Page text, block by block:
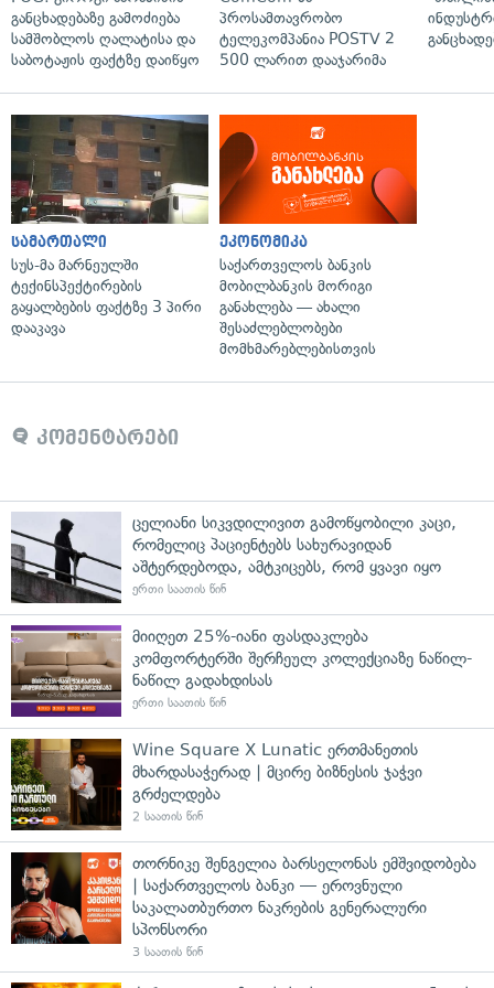
განცხადებაზე გამოძიება
სამშობლოს ღალატისა და
საბოტაჟის ფაქტზე დაიწყო
პროსამთავრობო
ტელეკომპანია POSTV 2
500 ლარით დააჯარიმა
სამართალი
სუს-მა მარნეულში
ტექინსპექტირების
გაყალბების ფაქტზე 3 პირი
დააკავა
ეკონომიკა
საქართველოს ბანკის
მობილბანკის მორიგი
განახლება — ახალი
შესაძლებლობები
მომხმარებლებისთვის
კომენტარები
ცელიანი სიკვდილივით გამოწყობილი კაცი,
რომელიც პაციენტებს სახურავიდან
აშტერდებოდა, ამტკიცებს, რომ ყვავი იყო
ერთი საათის წინ
მიიღეთ 25%-იანი ფასდაკლება
კომფორტერში შერჩეულ კოლექციაზე ნაწილ-
ნაწილ გადახდისას
ერთი საათის წინ
Wine Square X Lunatic ერთმანეთის
მხარდასაჭერად | მცირე ბიზნესის ჯაჭვი
გრძელდება
2 საათის წინ
თორნიკე შენგელია ბარსელონას ემშვიდობება
| საქართველოს ბანკი — ეროვნული
საკალათბურთო ნაკრების გენერალური
სპონსორი
3 საათის წინ